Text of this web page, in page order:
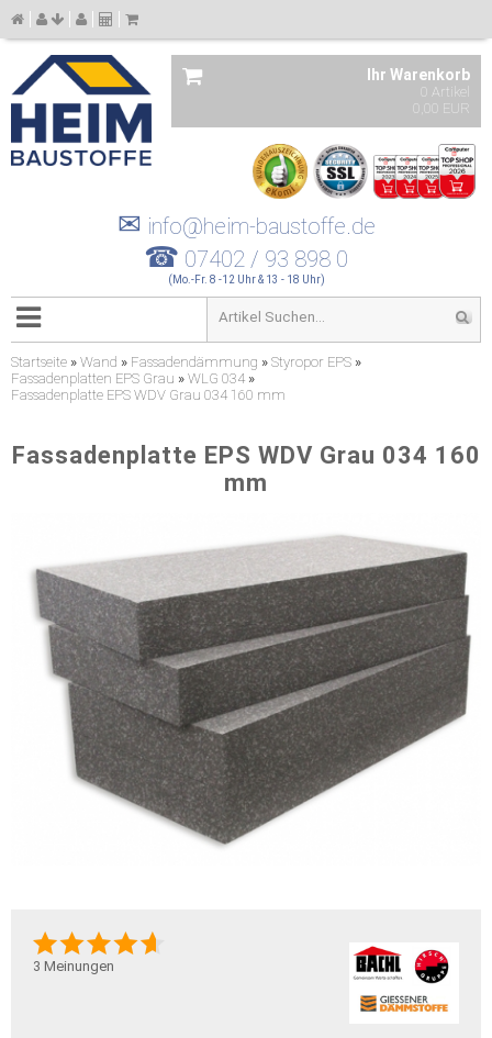
Ihr Warenkorb
0 Artikel
0,00 EUR
✉ info@heim-baustoffe.de
☎ 07402 / 93 898 0
(Mo.-Fr. 8 -12 Uhr & 13 - 18 Uhr)
Startseite » Wand » Fassadendämmung » Styropor EPS »
Fassadenplatten EPS Grau » WLG 034 »
Fassadenplatte EPS WDV Grau 034 160 mm
Fassadenplatte EPS WDV Grau 034 160
mm
3 Meinungen